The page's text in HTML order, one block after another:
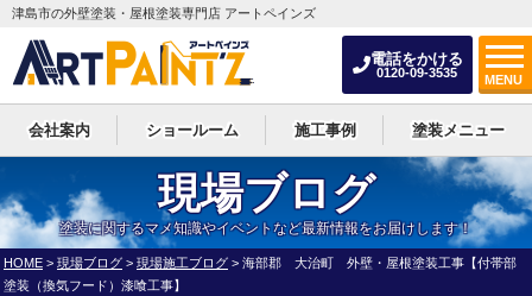
電話をかける
0120-09-3535
MENU
津島市の外壁塗装・屋根塗装専門店 アートペインズ
会社案内 ショールーム 施工事例 塗装メニュー
現場ブログ
塗装に関するマメ知識やイベントなど最新情報をお届けします！
HOME > 現場ブログ > 現場施工ブログ > 海部郡 大治町 外壁・屋根塗装工事【付帯部
塗装（換気フード）漆喰工事】